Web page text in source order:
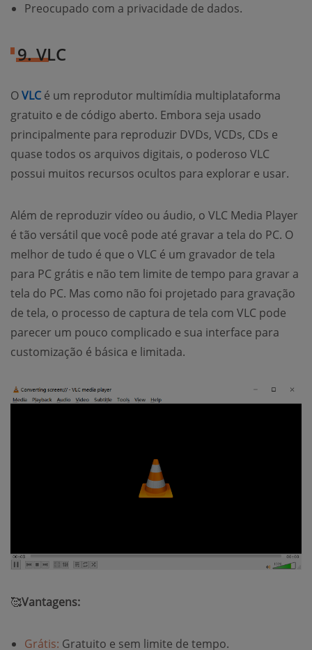
Preocupado com a privacidade de dados.
9. VLC
OVLCé um reprodutor multimídia multiplataforma
gratuito e de código aberto. Embora seja usado
principalmente para reproduzir DVDs, VCDs, CDs e
quase todos os arquivos digitais, o poderoso VLC
possui muitos recursos ocultos para explorar e usar.
Além de reproduzir vídeo ou áudio, o VLC Media Player
é tão versátil que você pode até gravar a tela do PC. O
melhor de tudo é que o VLC é um gravador de tela
para PC grátis e não tem limite de tempo para gravar a
tela do PC. Mas como não foi projetado para gravação
de tela, o processo de captura de tela com VLC pode
parecer um pouco complicado e sua interface para
customização é básica e limitada.
🥰Vantagens:
Grátis: Gratuito e sem limite de tempo.